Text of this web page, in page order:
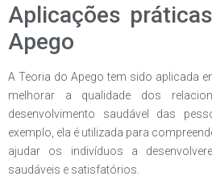
Aplicações
Apego
A Teoria do Apego tem sido aplicada
melhorar a qualidade dos
desenvolvimento saudável das
exemplo, ela é utilizada para
ajudar os indivíduos a
saudáveis e satisfatórios.